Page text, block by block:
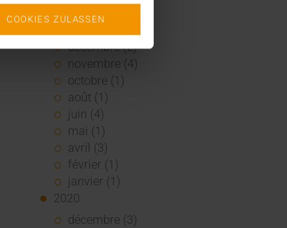
COOKIES ZULASSEN
janvier (3)
2021
décembre (2)
novembre (4)
octobre (1)
août (1)
juin (4)
mai (1)
avril (3)
février (1)
janvier (1)
2020
décembre (3)